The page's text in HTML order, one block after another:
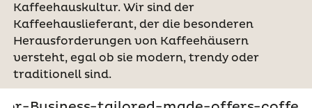
Kaffeehauskultur. Wir sind der
Kaffeehauslieferant, der die besonderen
Herausforderungen von Kaffeehäusern
versteht, egal ob sie modern, trendy oder
traditionell sind.